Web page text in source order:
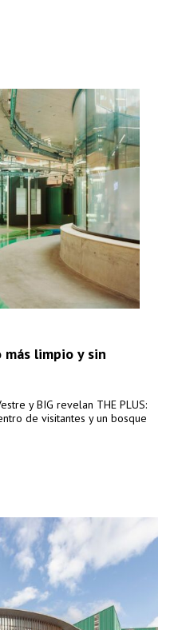
limpio y sin
y BIG revelan THE PLUS:
de visitantes y un bosque